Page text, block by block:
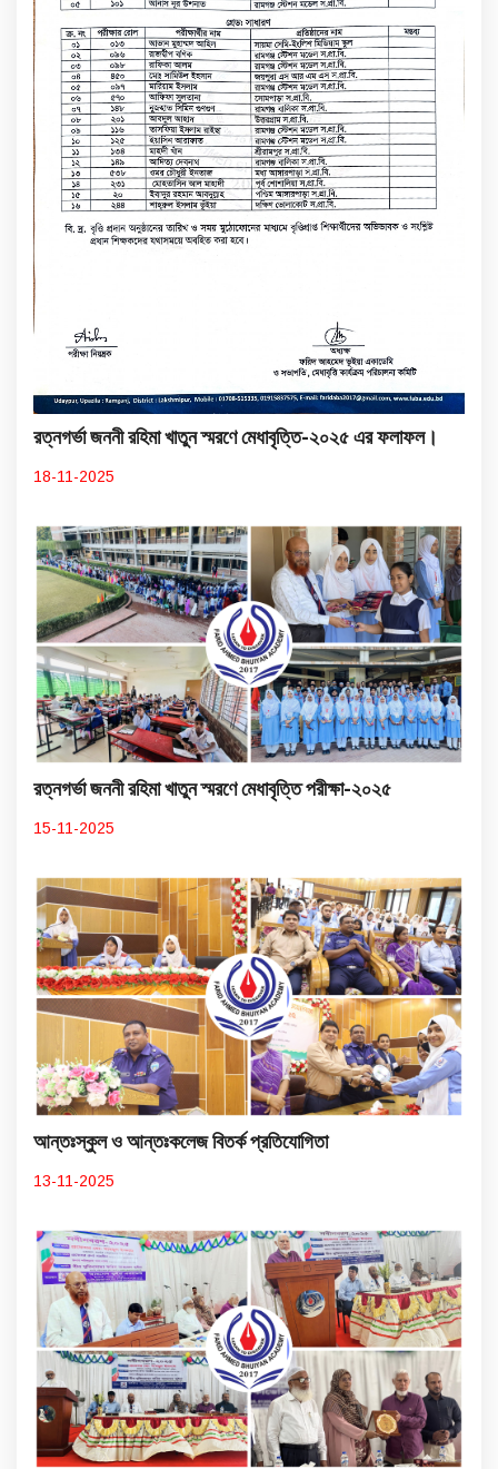
রত্নগর্ভা জননী রহিমা খাতুন স্মরণে মেধাবৃত্তি-২০২৫ এর ফলাফল।
18-11-2025
রত্নগর্ভা জননী রহিমা খাতুন স্মরণে মেধাবৃত্তি পরীক্ষা-২০২৫
15-11-2025
আন্তঃস্কুল ও আন্তঃকলেজ বিতর্ক প্রতিযোগিতা
13-11-2025